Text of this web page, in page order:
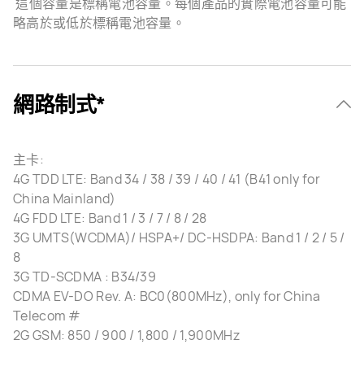
略高於或低於標稱電池容量。
網路制式*
主卡:
4G TDD LTE: Band 34 / 38 / 39 / 40 / 41 (B41 only for
China Mainland)
4G FDD LTE: Band 1 / 3 / 7 / 8 / 28
3G UMTS(WCDMA)/ HSPA+/ DC-HSDPA: Band 1 / 2 / 5 /
8
3G TD-SCDMA : B34/39
CDMA EV-DO Rev. A: BC0(800MHz), only for China
Telecom #
2G GSM: 850 / 900 / 1,800 / 1,900MHz